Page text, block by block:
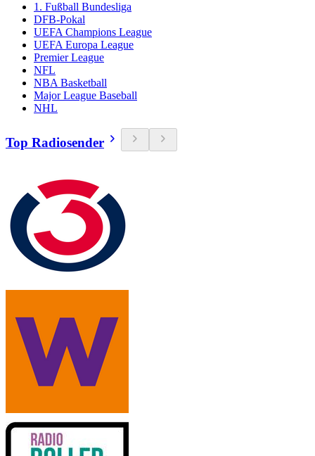
1. Fußball Bundesliga
DFB-Pokal
UEFA Champions League
UEFA Europa League
Premier League
NFL
NBA Basketball
Major League Baseball
NHL
Top Radiosender